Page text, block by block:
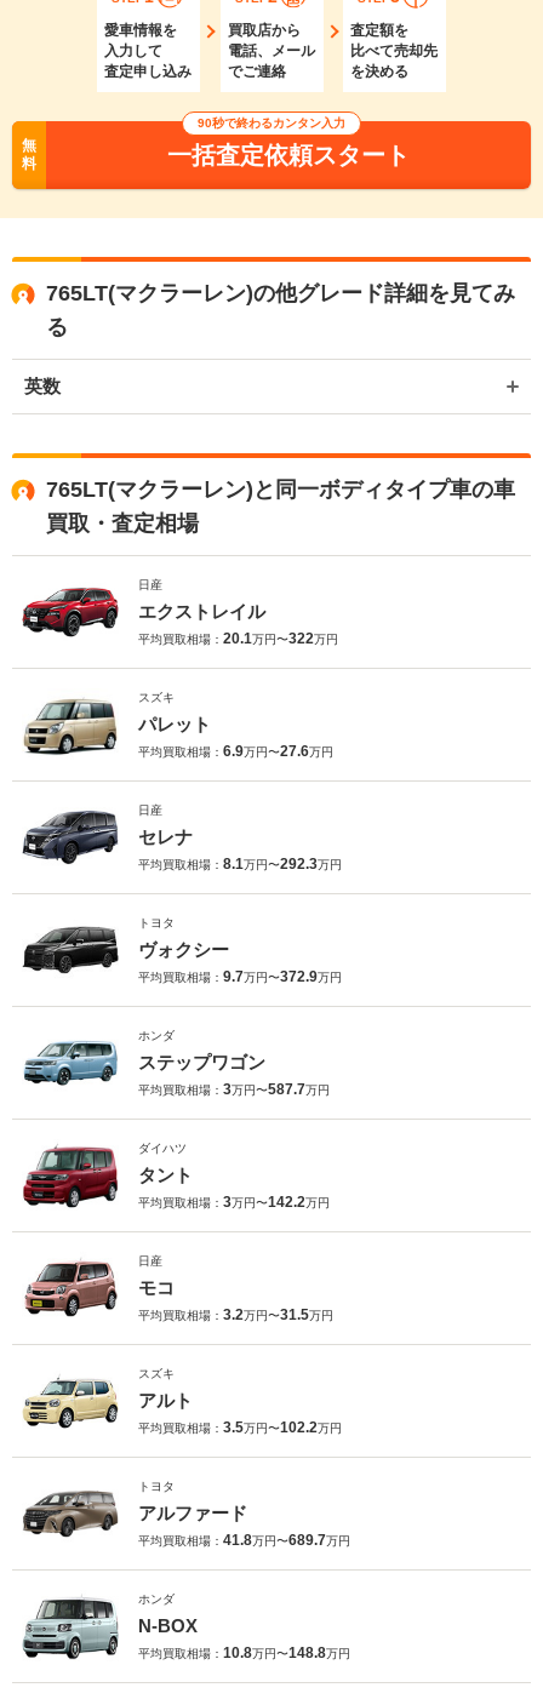
愛車情報を
入力して
査定申し込み
買取店から
電話、メール
でご連絡
査定額を
比べて売却先
を決める
無
料
90秒で終わるカンタン入力
一括査定依頼スタート
765LT(マクラーレン)の他グレード詳細を見てみ
る
英数
765LT(マクラーレン)と同一ボディタイプ車の車
買取・査定相場
日産
エクストレイル
平均買取相場： 20.1万円〜322万円
スズキ
パレット
平均買取相場： 6.9万円〜27.6万円
日産
セレナ
平均買取相場： 8.1万円〜292.3万円
トヨタ
ヴォクシー
平均買取相場： 9.7万円〜372.9万円
ホンダ
ステップワゴン
平均買取相場： 3万円〜587.7万円
ダイハツ
タント
平均買取相場： 3万円〜142.2万円
日産
モコ
平均買取相場： 3.2万円〜31.5万円
スズキ
アルト
平均買取相場： 3.5万円〜102.2万円
トヨタ
アルファード
平均買取相場： 41.8万円〜689.7万円
ホンダ
N-BOX
平均買取相場： 10.8万円〜148.8万円